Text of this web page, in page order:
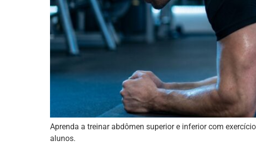
Aprenda a treinar abdômen superior e inferior com
alunos.